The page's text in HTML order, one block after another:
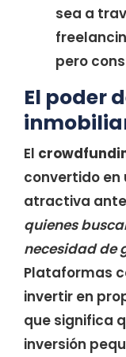
sea a
pero
El poder
El
convertido
atractiva
quienes
necesidad de
Plataformas
invertir en
que significa
inversión